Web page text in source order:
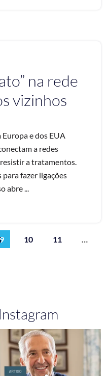
na rede
vizinhos
e dos EUA
a redes
a tratamentos.
para fazer ligações
abre ...
10 11